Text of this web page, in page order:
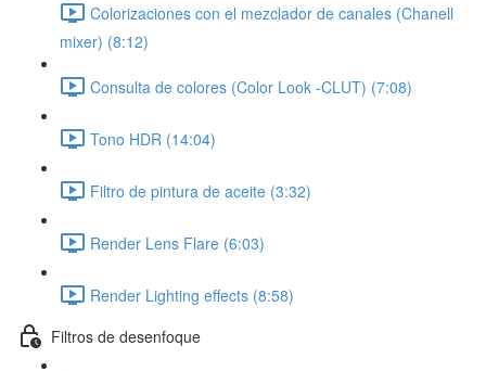
Colorizaciones con el mezclador de canales (Chanell
mixer) (8:12)
Consulta de colores (Color Look -CLUT) (7:08)
Tono HDR (14:04)
Filtro de pintura de aceite (3:32)
Render Lens Flare (6:03)
Render Lighting effects (8:58)
Filtros de desenfoque